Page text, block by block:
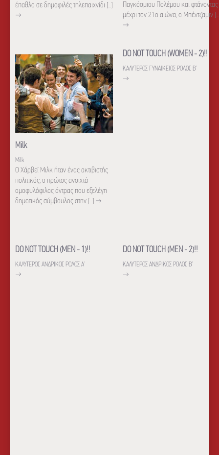
έπαθλο σε δημοφιλές τηλεπαιχνίδι [...]
→
Παγκόσμιου Πολέμου και φτάνοντας
μέχρι τον 21ο αιώνα, ο Mπέντζαμιν
→
Milk
Milk
Ο Χάρβεϊ Μιλκ ήταν ένας ακτιβιστής
πολιτικός, ο πρώτος ανοιχτά
ομοφυλόφιλος άντρας που εξελέγη
δημοτικός σύμβουλος στην [...] →
DO NOT TOUCH (WOMEN - 2)!!
ΚΑΛΥΤΕΡΟΣ ΓΥΝΑΙΚΕΙΟΣ ΡΟΛΟΣ B’
→
DO NOT TOUCH (MEN - 1)!!
ΚΑΛΥΤΕΡΟΣ ΑΝΔΡΙΚΟΣ ΡΟΛΟΣ Α’
→
DO NOT TOUCH (MEN - 2)!!
ΚΑΛΥΤΕΡΟΣ ΑΝΔΡΙΚΟΣ ΡΟΛΟΣ Β’
→